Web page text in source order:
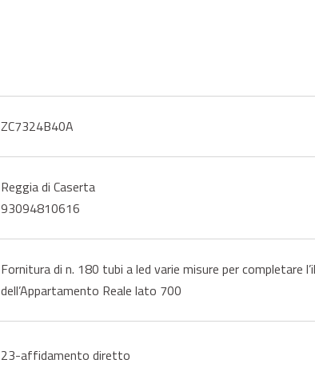
ZC7324B40A
Reggia di Caserta
93094810616
Fornitura di n. 180 tubi a led varie misure per completare
dell’Appartamento Reale lato 700
23-affidamento diretto